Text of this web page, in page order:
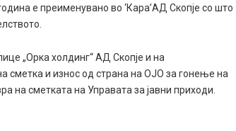
е преименувано во ‘Кара’АД Скопје со што
„Орка холдинг“ АД Скопје и на
и износ од страна на ОЈО за гонење на
на сметката на Управата за јавни приходи.